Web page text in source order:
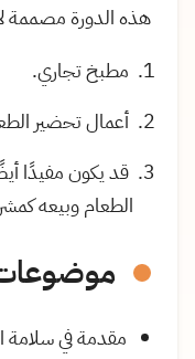
هذه الدورة
مطبخ تجاري.
أعمال تحضير
قد يكون مفيدًا
الطعام وبيعه
مقدمة في سلامة